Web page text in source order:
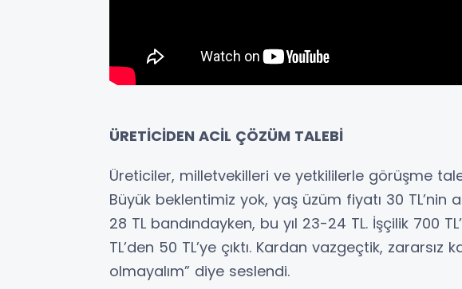
ÜRETİCİDEN ACİL ÇÖZÜM TALEBİ
Üreticiler, milletvekilleri ve yetkililerle görüşme
Büyük beklentimiz yok, yaş üzüm fiyatı 30 TL’nin
28 TL bandındayken, bu yıl 23-24 TL. İşçilik 700
TL’den 50 TL’ye çıktı. Kardan vazgeçtik,
olmayalım” diye seslendi.